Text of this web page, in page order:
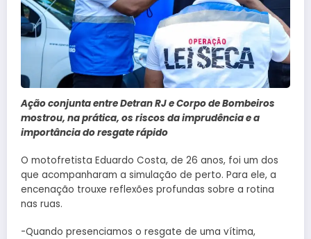
Ação conjunta entre Detran RJ e Corpo de Bombeiros
mostrou, na prática, os riscos da imprudência e a
importância do resgate rápido
O motofretista Eduardo Costa, de 26 anos, foi um dos
que acompanharam a simulação de perto. Para ele, a
encenação trouxe reflexões profundas sobre a rotina
nas ruas.
-Quando presenciamos o resgate de uma vítima,